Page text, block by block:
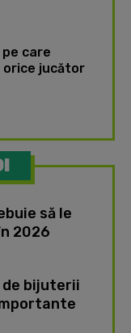
pe care
orice jucător
să le
2026
de bijuterii